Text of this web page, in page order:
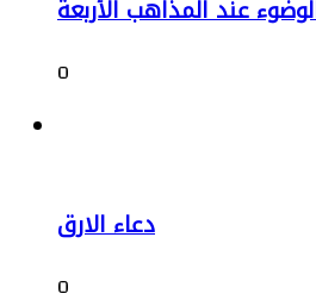
عند المذاهب الأربعة
0
دعاء الارق
0